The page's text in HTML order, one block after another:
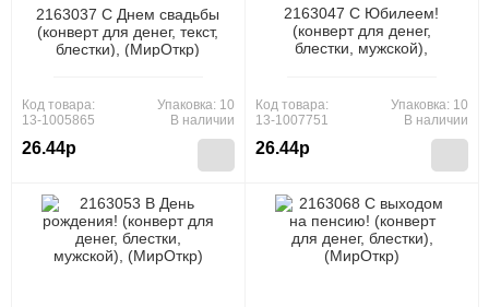
2163037 С Днем свадьбы
(конверт для денег, текст,
блестки), (МирОткр)
Код товара:
13-1005865
26.44р
Упаковка: 10
В наличии
2163047 С Юбилеем!
(конверт для денег,
блестки, мужской),
Код товара:
13-1007751
26.44р
Упаковка: 10
В наличии